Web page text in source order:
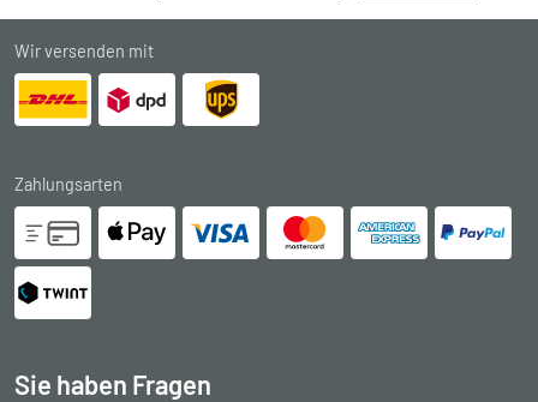
Wir versenden mit
Zahlungsarten
Sie haben Fragen